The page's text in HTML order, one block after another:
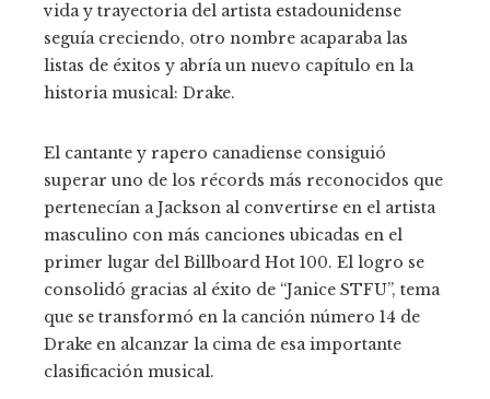
vida y trayectoria del artista estadounidense
seguía creciendo, otro nombre acaparaba las
listas de éxitos y abría un nuevo capítulo en la
historia musical: Drake.
El cantante y rapero canadiense consiguió
superar uno de los récords más reconocidos que
pertenecían a Jackson al convertirse en el artista
masculino con más canciones ubicadas en el
primer lugar del Billboard Hot 100. El logro se
consolidó gracias al éxito de “Janice STFU”, tema
que se transformó en la canción número 14 de
Drake en alcanzar la cima de esa importante
clasificación musical.